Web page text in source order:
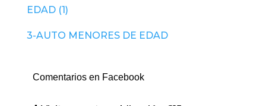
EDAD (1)
3-AUTO MENORES DE EDAD
Comentarios en Facebook